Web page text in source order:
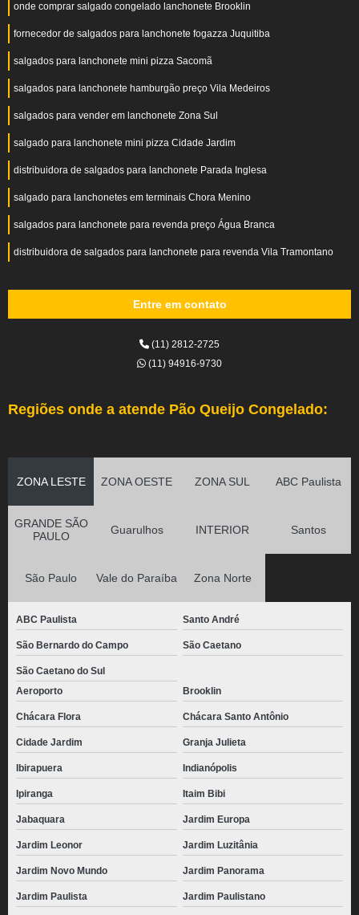
onde comprar salgado congelado lanchonete Brooklin
fornecedor de salgados para lanchonete fogazza Juquitiba
salgados para lanchonete mini pizza Sacomã
salgados para lanchonete hamburgão preço Vila Medeiros
salgados para vender em lanchonete Zona Sul
salgado para lanchonete mini pizza Cidade Jardim
distribuidora de salgados para lanchonete Parada Inglesa
salgado para lanchonetes em terminais Chora Menino
salgados para lanchonete para revenda preço Água Branca
distribuidora de salgados para lanchonete para revenda Vila Tramontano
Entre em contato
(11) 2812-2725
(11) 94916-9730
Regiões onde a atende Pão Queijo Congelado:
ZONA LESTE ZONA OESTE ZONA SUL ABC Paulista
GRANDE SÃO
PAULO
Guarulhos INTERIOR Santos
São Paulo Vale do Paraíba Zona Norte
ABC Paulista Santo André
São Bernardo do Campo São Caetano
São Caetano do Sul
Aeroporto
Brooklin
Chácara Flora Chácara Santo Antônio
Cidade Jardim Granja Julieta
Ibirapuera Indianópolis
Ipiranga Itaim Bibi
Jabaquara Jardim Europa
Jardim Leonor Jardim Luzitânia
Jardim Novo Mundo Jardim Panorama
Jardim Paulista Jardim Paulistano